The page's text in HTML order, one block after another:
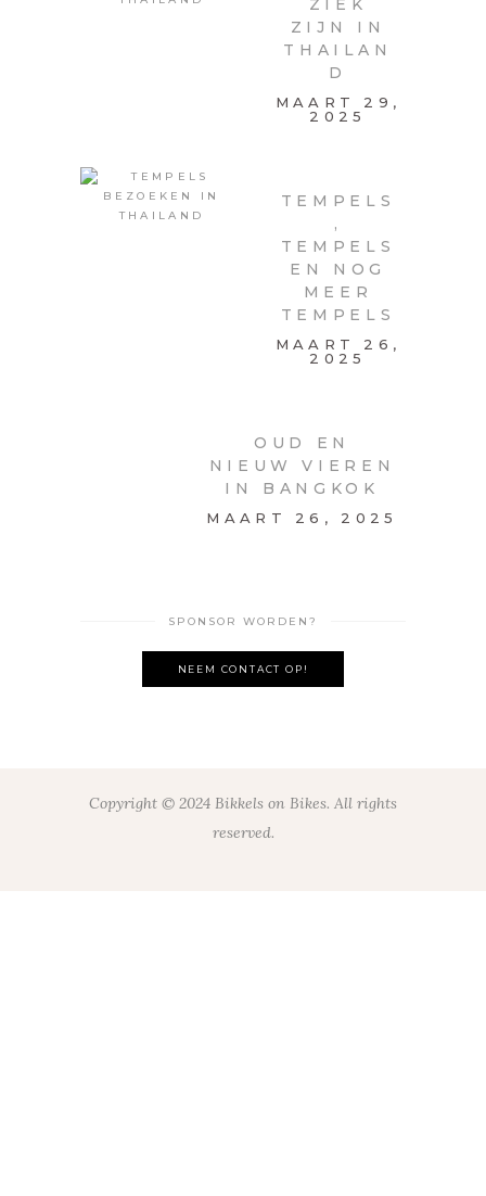
ZIEK
ZIJN IN
THAILAN
D
MAART 29,
2025
TEMPELS
,
TEMPELS
EN NOG
MEER
TEMPELS
MAART 26,
2025
OUD EN
NIEUW
VIEREN
IN